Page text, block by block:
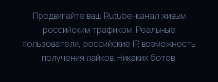
Продвигайте ваш Rutube-канал живым
российским трафиком. Реальные
пользователи, российские IP, возможность
получения лайков. Никаких ботов.